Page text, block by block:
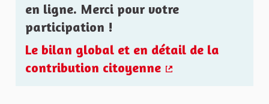
en ligne. Merci pour votre
participation !
Le bilan global et en détail de la
contribution citoyenne